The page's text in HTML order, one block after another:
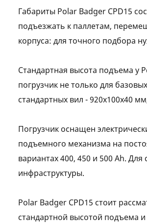
Габариты Polar Badger CPD15
подъезжать к паллетам,
корпуса: для точного подбора
Стандартная высота подъема у
погрузчик не только для
стандартных вил - 920x100x40
Погрузчик оснащен
подъемного механизма на
вариантах 400, 450 и 500 Ah.
инфраструктуры.
Polar Badger CPD15 стоит
стандартной высотой подъема